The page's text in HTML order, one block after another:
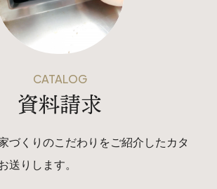
CATALOG
資料請求
づくりのこだわりをご紹介したカタ
送りします。